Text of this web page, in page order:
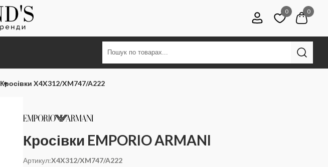
0 0
Кросівки X4X312/XM747/A222
Кросівки EMPORIO ARMANI
Артикул:X4X312/XM747/A222